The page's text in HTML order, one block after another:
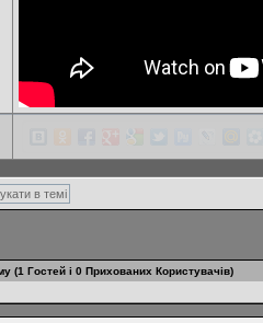
(1 Гостей і 0 Прихованих Користувачів)